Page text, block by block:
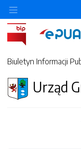
Biuletyn Informacji
Urząd